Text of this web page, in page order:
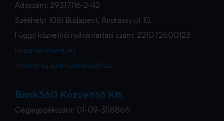
Adószám: 29317116-2-42
Székhely: 1061 Budapest, Andrássy út 10.
Függő közvetítői nyilvántartási szám: 221072600123
Intézménykeresés
Tovább az üzletszabályzathoz
Bank360 Közvetítő Kft.
Cégjegyzékszám: 01-09-358866